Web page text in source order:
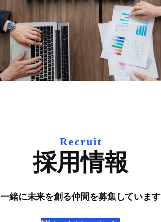
Recruit
採用情報
一緒に未来を創る仲間を募集しています